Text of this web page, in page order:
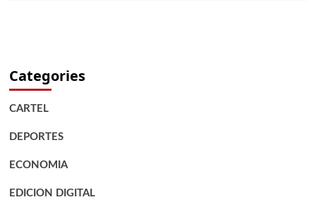
Categories
CARTEL
DEPORTES
ECONOMIA
EDICION DIGITAL